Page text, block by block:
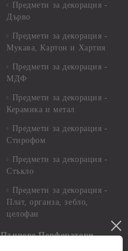
Предмети за декорация -
Дърво
Предмети за декорация -
Мукава, Картон и Хартия
Предмети за декорация -
МДФ
Предмети за декорация -
Керамика и метал
Предмети за декорация -
Стирофом
Предмети за декорация -
Стъкло
Предмети за декорация -
Плат, органза, зебло,
целофан
Пънчове Перфоратори